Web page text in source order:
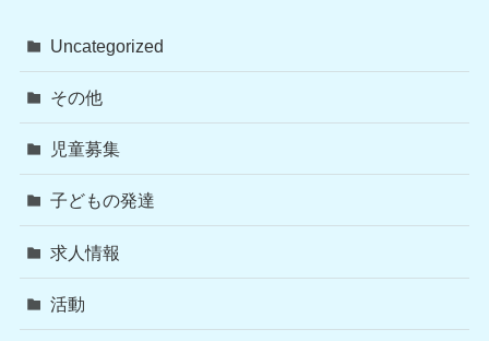
Uncategorized
その他
児童募集
子どもの発達
求人情報
活動